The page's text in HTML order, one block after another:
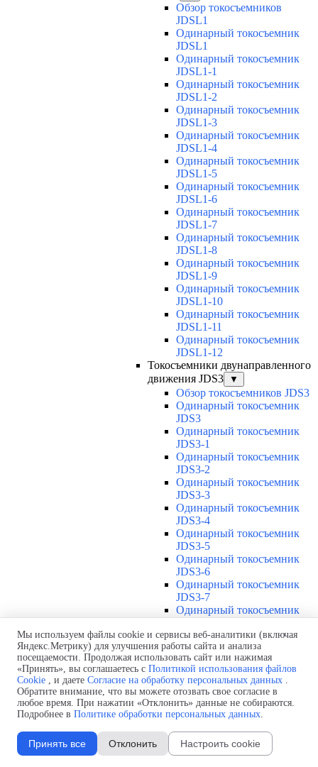
Обзор токосъемников
JDSL1
Одинарный токосъемник
JDSL1
Одинарный токосъемник
JDSL1-1
Одинарный токосъемник
JDSL1-2
Одинарный токосъемник
JDSL1-3
Одинарный токосъемник
JDSL1-4
Одинарный токосъемник
JDSL1-5
Одинарный токосъемник
JDSL1-6
Одинарный токосъемник
JDSL1-7
Одинарный токосъемник
JDSL1-8
Одинарный токосъемник
JDSL1-9
Одинарный токосъемник
JDSL1-10
Одинарный токосъемник
JDSL1-11
Одинарный токосъемник
JDSL1-12
Токосъемники двунаправленного
движения JDS3
▼
Обзор токосъемников JDS3
Одинарный токосъемник
JDS3
Одинарный токосъемник
JDS3-1
Одинарный токосъемник
JDS3-2
Одинарный токосъемник
JDS3-3
Одинарный токосъемник
JDS3-4
Одинарный токосъемник
JDS3-5
Одинарный токосъемник
JDS3-6
Одинарный токосъемник
JDS3-7
Одинарный токосъемник
Одинарный токосъемник
JDS3-9
Одинарный токосъемник
JDS3-10
Одинарный токосъемник
JDS3-11
Одинарный токосъемник
Соединения U12
Защитная оболочка для
Мы используем файлы cookie и сервисы веб-аналитики (включая
Яндекс.Метрику) для улучшения работы сайта и анализа
посещаемости. Продолжая использовать сайт или нажимая
«Принять», вы соглашаетесь с Политикой использования файлов
Cookie , и даете Согласие на обработку персональных данных .
Обратите внимание, что вы можете отозвать свое согласие в
любое время. При нажатии «Отклонить» данные не собираются.
Подробнее в Политике обработки персональных данных.
Принять все Отклонить Настроить cookie